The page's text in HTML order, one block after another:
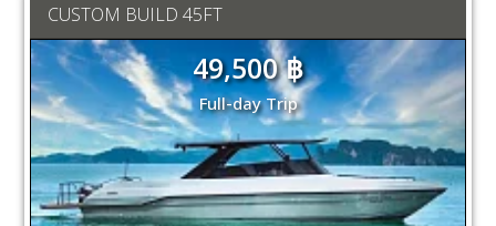
CUSTOM BUILD 45FT
49,500 ฿
Full-day Trip